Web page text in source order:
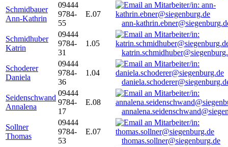
Schmidbauer
Ann-Kathrin
09444
9784-
55
E.07
ann-
Schmidhuber
Katrin
09444
9784-
31
1.05
Schoderer
Daniela
09444
9784-
36
1.04
Seidenschwand
Annalena
09444
9784-
17
E.08
Sollner
Thomas
09444
9784-
53
E.07
thomas.sollner@siegenburg.de